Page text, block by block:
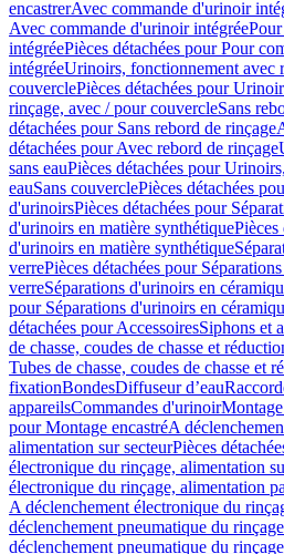
encastrerAvec commande d'urinoir
Avec commande d'urinoir intégrée
intégréePièces détachées pour Pour
intégréeUrinoirs, fonctionnement avec
couverclePièces détachées pour
rinçage, avec / pour couvercleSans
détachées pour Sans rebord de rinçage
détachées pour Avec rebord de rinçage
sans eauPièces détachées pour
eauSans couverclePièces détachées
d'urinoirsPièces détachées pour
d'urinoirs en matière synthétiquePièces
d'urinoirs en matière synthétique
verrePièces détachées pour
verreSéparations d'urinoirs en
pour Séparations d'urinoirs en
détachées pour AccessoiresSiphons et
de chasse, coudes de chasse et
Tubes de chasse, coudes de chasse et
fixationBondesDiffuseur d’eau
appareilsCommandes d'urinoir
pour Montage encastréA
alimentation sur secteurPièces
électronique du rinçage, alimentation
électronique du rinçage, alimentation
A déclenchement électronique du
déclenchement pneumatique du rinçage
déclenchement pneumatique du rinçage